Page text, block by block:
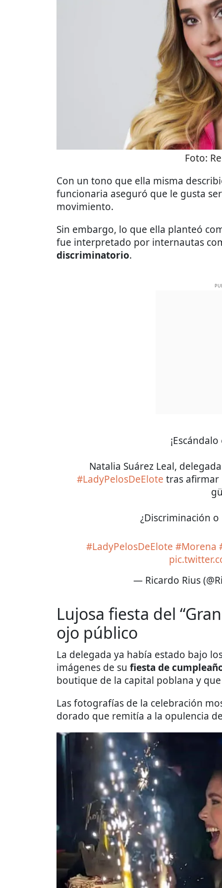
Foto:
Con un tono que ella misma
funcionaria aseguró que le gusta
movimiento.
Sin embargo, lo que ella planteó
fue interpretado por internautas
discriminatorio.
Natalia Suárez Leal,
#LadyPelosDeElote tras
​¿Discriminación
#LadyPelosDeElote #Morena
— Ricardo Rius
Lujosa fiesta del
ojo público
La delegada ya había estado bajo
imágenes de su fiesta de
boutique de la capital poblana y
Las fotografías de la celebración
dorado que remitía a la opulencia